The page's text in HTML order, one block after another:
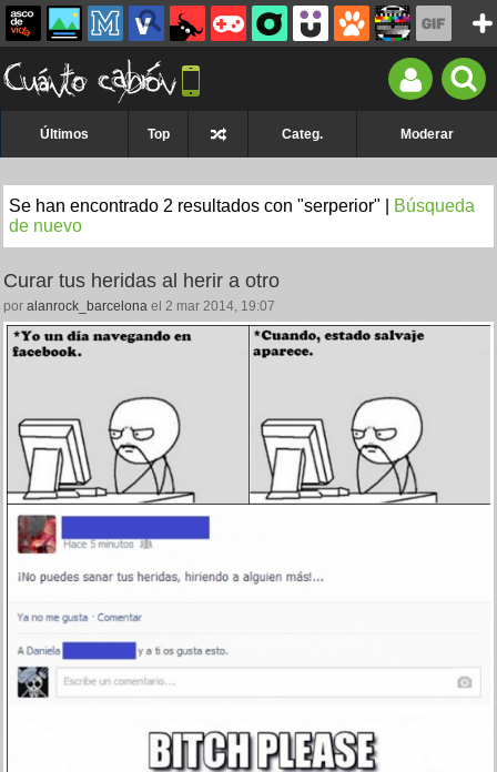
Últimos Top Categ. Moderar
Se han encontrado 2 resultados con "serperior" |
Búsqueda
de nuevo
Curar tus heridas al herir a otro
por alanrock_barcelona el 2 mar 2014, 19:07